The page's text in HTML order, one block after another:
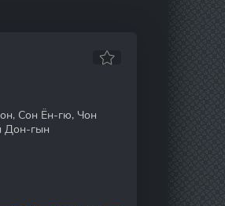
Сон Ён-гю, Чон
Дон-гын